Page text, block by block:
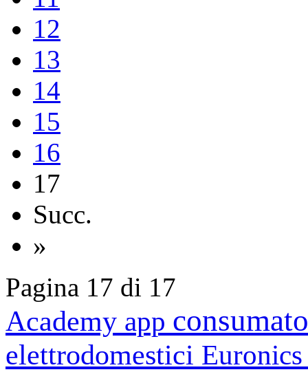
12
13
14
15
16
17
Succ.
»
Pagina 17 di 17
Academy app
elettrodomestici